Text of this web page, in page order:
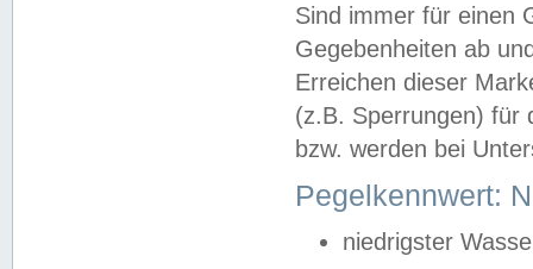
Sind immer für einen
Gegebenheiten ab
Erreichen dieser
(z.B. Sperrungen) für
bzw. werden bei
Pegelkennwert:
niedrigster